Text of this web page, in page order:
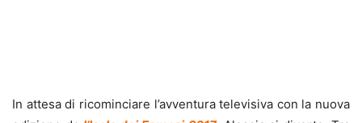
In attesa di ricominciare l’avventura televisiva con la nuova